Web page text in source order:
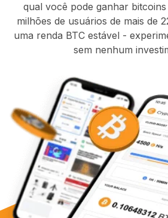
qual você pode ganhar bitcoins
milhões de usuários de mais de
uma renda BTC estável -
sem nenhum